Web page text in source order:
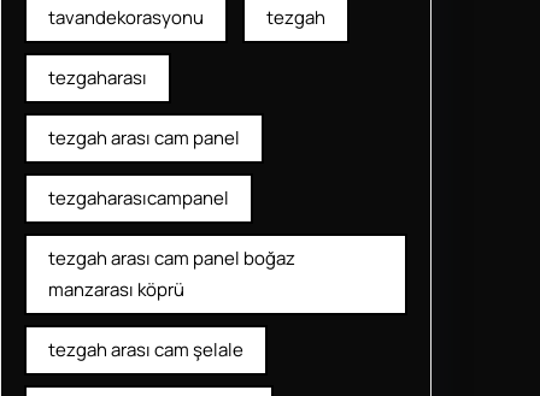
tavandekorasyonu tezgah
tezgaharası
tezgah arası cam panel
tezgaharasıcampanel
tezgah arası cam panel boğaz
manzarası köprü
tezgah arası cam şelale